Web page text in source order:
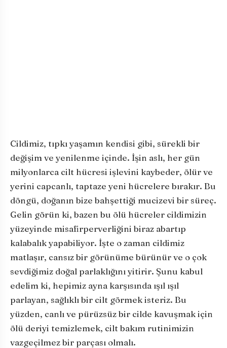
Cildimiz, tıpkı yaşamın kendisi gibi, sürekli bir
değişim ve yenilenme içinde. İşin aslı, her gün
milyonlarca cilt hücresi işlevini kaybeder, ölür ve
yerini capcanlı, taptaze yeni hücrelere bırakır. Bu
döngü, doğanın bize bahşettiği mucizevi bir süreç.
Gelin görün ki, bazen bu ölü hücreler cildimizin
yüzeyinde misafirperverliğini biraz abartıp
kalabalık yapabiliyor. İşte o zaman cildimiz
matlaşır, cansız bir görünüme bürünür ve o çok
sevdiğimiz doğal parlaklığını yitirir. Şunu kabul
edelim ki, hepimiz ayna karşısında ışıl ışıl
parlayan, sağlıklı bir cilt görmek isteriz. Bu
yüzden, canlı ve pürüzsüz bir cilde kavuşmak için
ölü deriyi temizlemek, cilt bakım rutinimizin
vazgeçilmez bir parçası olmalı.